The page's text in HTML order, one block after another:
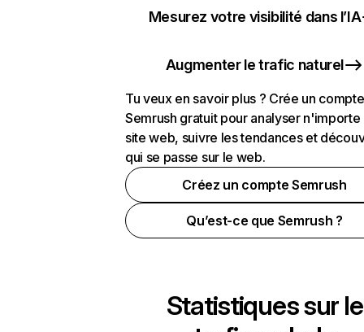
Mesurez votre visibilité dans l’IA
Augmenter le trafic naturel
Tu veux en savoir plus ? Crée un compte
Semrush gratuit pour analyser n'importe
site web, suivre les tendances et
qui se passe sur le web.
Créez un compte Semrush
Qu’est-ce que Semrush ?
Statistiques sur le